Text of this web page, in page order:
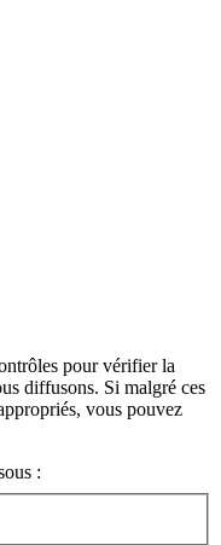
pour vérifier la
diffusons. Si malgré ces
vous pouvez
: